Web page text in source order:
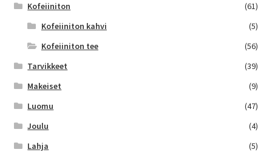
Kofeiiniton
(61)
Kofeiiniton kahvi
(5)
Kofeiiniton tee
(56)
Tarvikkeet
(39)
Makeiset
(9)
Luomu
(47)
Joulu
(4)
Lahja
(5)